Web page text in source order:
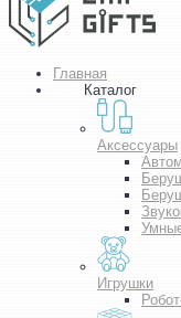
Главная
Каталог
Аксессуары
Игрушки